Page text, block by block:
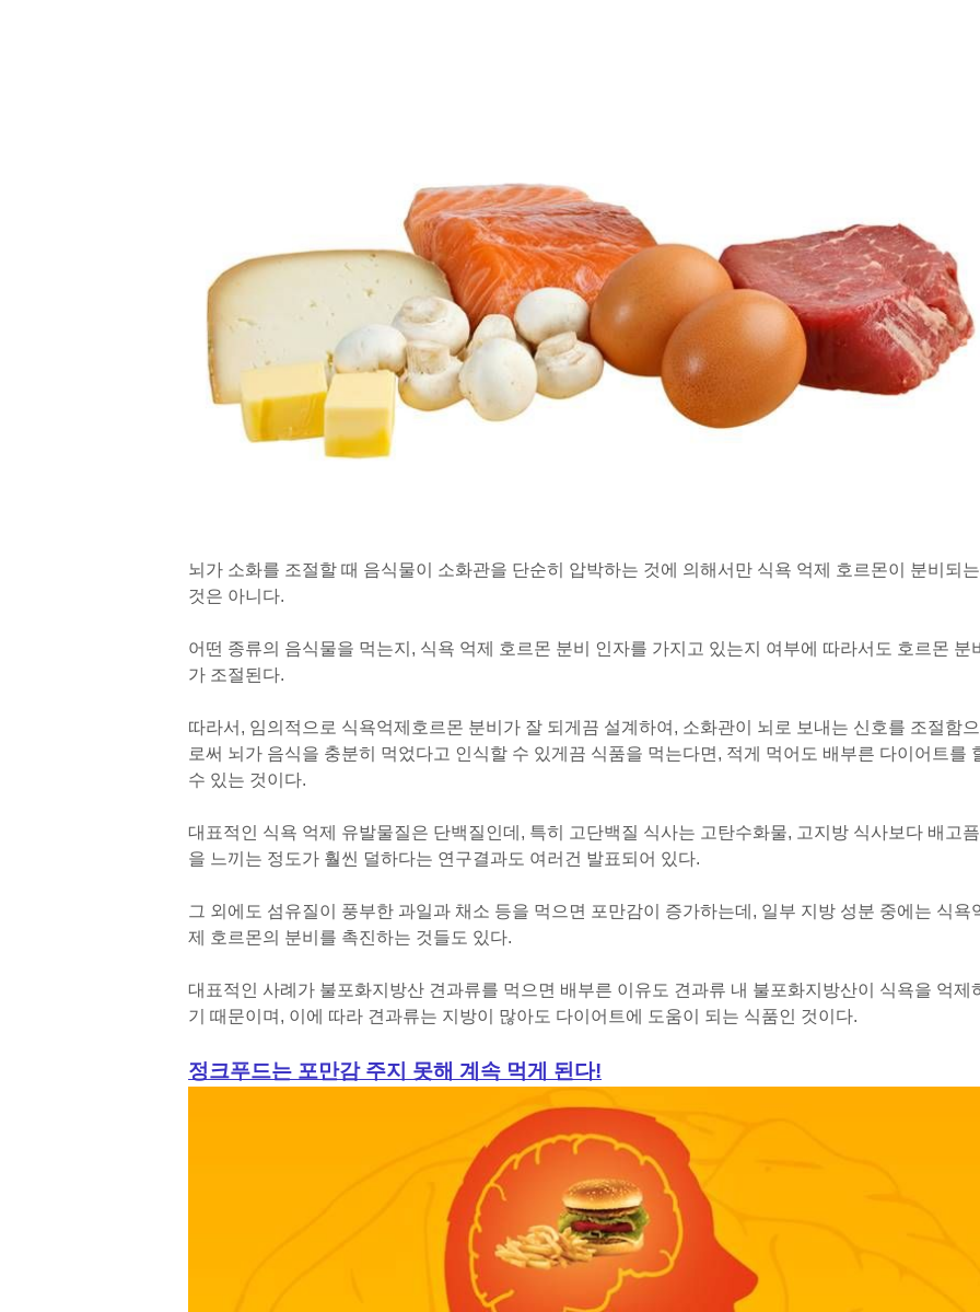
뇌가 소화를 조절할 때 음식물이 소화관을 단순히 압박하는 것에 의해서만 식욕 억제 호르몬이 분비되는
것은 아니다.
어떤 종류의 음식물을 먹는지, 식욕 억제 호르몬 분비 인자를 가지고 있는지 여부에 따라서도 호르몬 분
가 조절된다.
따라서, 임의적으로 식욕억제호르몬 분비가 잘 되게끔 설계하여, 소화관이 뇌로 보내는 신호를 조절함으
로써 뇌가 음식을 충분히 먹었다고 인식할 수 있게끔 식품을 먹는다면, 적게 먹어도 배부른 다이어트를
수 있는 것이다.
대표적인 식욕 억제 유발물질은 단백질인데, 특히 고단백질 식사는 고탄수화물, 고지방 식사보다 배고픔
을 느끼는 정도가 훨씬 덜하다는 연구결과도 여러건 발표되어 있다.
그 외에도 섬유질이 풍부한 과일과 채소 등을 먹으면 포만감이 증가하는데, 일부 지방 성분 중에는 식욕
제 호르몬의 분비를 촉진하는 것들도 있다.
대표적인 사례가 불포화지방산 견과류를 먹으면 배부른 이유도 견과류 내 불포화지방산이 식욕을 억제
기 때문이며, 이에 따라 견과류는 지방이 많아도 다이어트에 도움이 되는 식품인 것이다.
정크푸드는 포만감 주지 못해 계속 먹게 된다!